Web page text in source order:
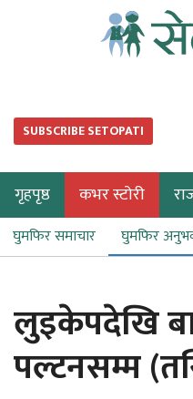
SUBSCRIBE SETOPATI
गृहपृष्ठ कभर स्टोरी
घुमफिर समाचार घुमफिर
लुइकेपदेखि
पल्टनसम्म